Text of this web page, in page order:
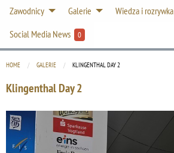
Zawodnicy
Galerie Wiedza i rozrywka
Social Media News
0
HOME GALERIE CURRENT:
KLINGENTHAL DAY 2
Klingenthal Day 2